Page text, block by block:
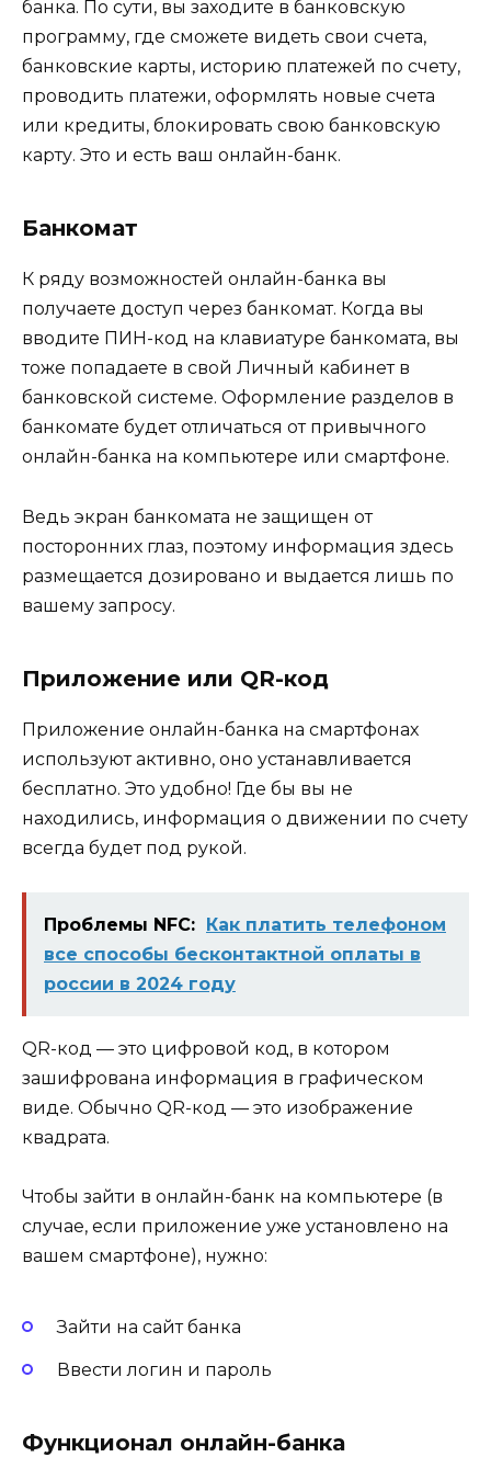
банка. По сути, вы заходите в банковскую
программу, где сможете видеть свои счета,
банковские карты, историю платежей по счету,
проводить платежи, оформлять новые счета
или кредиты, блокировать свою банковскую
карту. Это и есть ваш онлайн-банк.
Банкомат
К ряду возможностей онлайн-банка вы
получаете доступ через банкомат. Когда вы
вводите ПИН-код на клавиатуре банкомата, вы
тоже попадаете в свой Личный кабинет в
банковской системе. Оформление разделов в
банкомате будет отличаться от привычного
онлайн-банка на компьютере или смартфоне.
Ведь экран банкомата не защищен от
посторонних глаз, поэтому информация здесь
размещается дозировано и выдается лишь по
вашему запросу.
Приложение или QR-код
Приложение онлайн-банка на смартфонах
используют активно, оно устанавливается
бесплатно. Это удобно! Где бы вы не
находились, информация о движении по счету
всегда будет под рукой.
Проблемы NFC: Как платить телефоном
все способы бесконтактной оплаты в
россии в 2024 году
QR-код — это цифровой код, в котором
зашифрована информация в графическом
виде. Обычно QR-код — это изображение
квадрата.
Чтобы зайти в онлайн-банк на компьютере (в
случае, если приложение уже установлено на
вашем смартфоне), нужно:
Зайти на сайт банка
Ввести логин и пароль
Функционал онлайн-банка